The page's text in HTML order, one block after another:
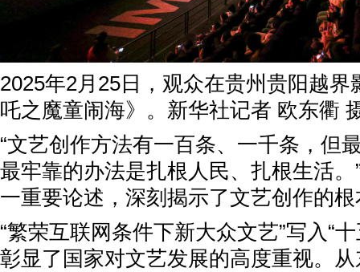
2025年2月25日，观众在贵州贵阳越界
吒之魔童闹海》。新华社记者 欧东衢
“文艺创作方法有一百条、一千条，但
最牢靠的办法是扎根人民、扎根生活。
一重要论述，深刻揭示了文艺创作的
“繁荣互联网条件下新大众文艺”写入“
彰显了国家对文艺发展的高度重视。从